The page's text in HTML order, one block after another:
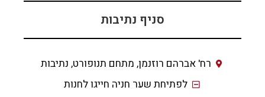
סניף נתיבות
רח' אברהם רוזנמן, מתחם תנופורט, נתיבות
לפתיחת שער חניה חייגו לחנות